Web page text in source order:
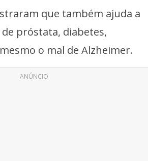
que também ajuda a
próstata, diabetes,
o mal de Alzheimer.
ANÚNCIO